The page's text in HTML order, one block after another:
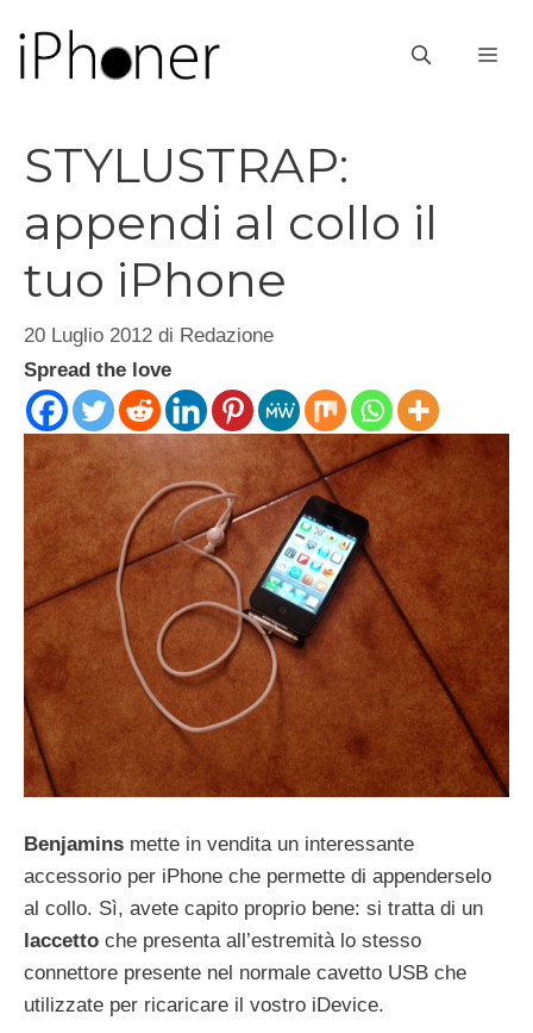
contenuto
STYLUSTRAP:
appendi al collo il
tuo iPhone
20 Luglio 2012 di Redazione
Spread the love
Benjamins mette in vendita un interessante
accessorio per iPhone che permette di appenderselo
al collo. Sì, avete capito proprio bene: si tratta di un
laccetto che presenta all’estremità lo stesso
connettore presente nel normale cavetto USB che
utilizzate per ricaricare il vostro iDevice.